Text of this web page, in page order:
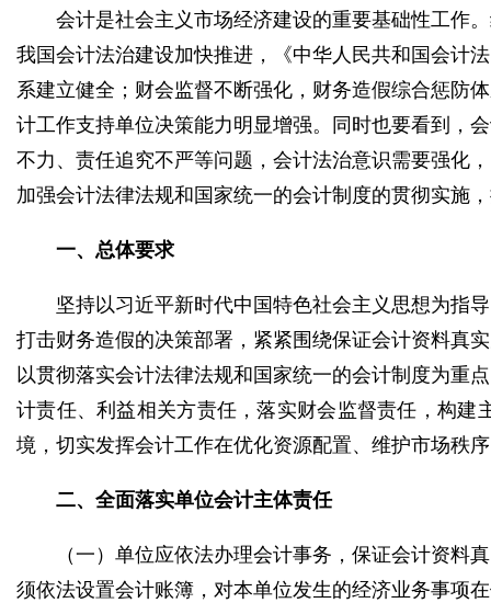
会计是社会主义市场经济建设的重要基础性工作
我国会计法治建设加快推进，《中华人民共和国会计
系建立健全；财会监督不断强化，财务造假综合惩防
计工作支持单位决策能力明显增强。同时也要看到，
不力、责任追究不严等问题，会计法治意识需要强化
加强会计法律法规和国家统一的会计制度的贯彻实施
一、总体要求
坚持以习近平新时代中国特色社会主义思想为指
打击财务造假的决策部署，紧紧围绕保证会计资料真
以贯彻落实会计法律法规和国家统一的会计制度为重
计责任、利益相关方责任，落实财会监督责任，构
境，切实发挥会计工作在优化资源配置、维护市场秩
二、全面落实单位会计主体责任
（一）单位应依法办理会计事务，保证会计资
须依法设置会计账簿，对本单位发生的经济业务事项